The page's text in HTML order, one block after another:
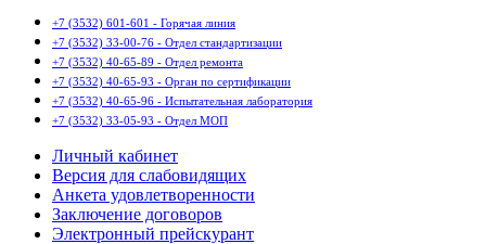
+7 (3532) 601-601 - Горячая линия
+7 (3532) 33-00-76 - Отдел стандартизации
+7 (3532) 40-65-89 - Отдел ремонта
+7 (3532) 40-65-93 - Орган по сертификации
+7 (3532) 40-65-96 - Испытательная лаборатория
+7 (3532) 33-05-93 - Отдел МОП
Личный кабинет
Версия для слабовидящих
Анкета удовлетворенности
Заключение договоров
Электронный прейскурант